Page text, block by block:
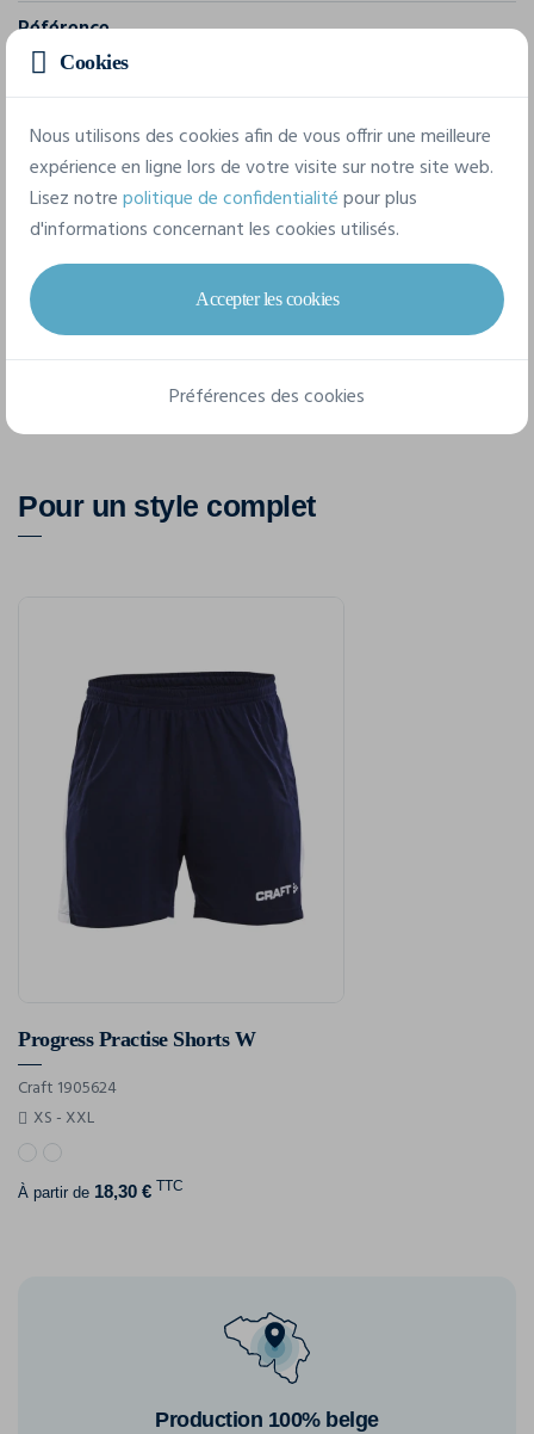
Référence
1905622
100% polyester.
6 tailles disponibles
XS
Pour un style complet
Progress Practise Shorts W
Craft 1905624
XS - XXL
À partir de 18,30 € TTC
Production 100% belge
Cookies
Nous utilisons des cookies afin de vous offrir une meilleure
expérience en ligne lors de votre visite sur notre site web.
Lisez notrepolitique de confidentialitépour plus
d'informations concernant les cookies utilisés.
Accepter les cookies
Préférences des cookies